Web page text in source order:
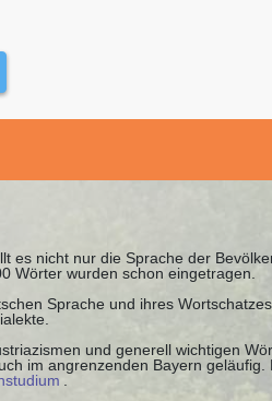
es nicht nur die Sprache der
Wörter wurden schon eingetragen.
Sprache und ihres
und generell wichtigen
im angrenzenden Bayern geläufig.